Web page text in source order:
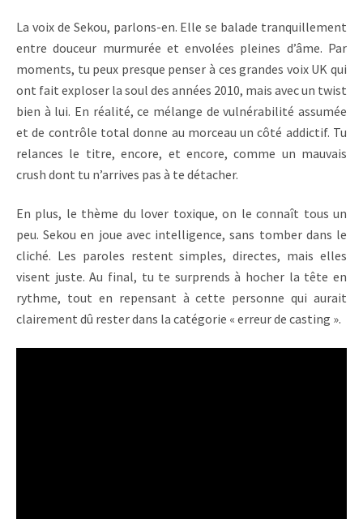
La voix de Sekou, parlons-en. Elle se balade tranquillement
entre douceur murmurée et envolées pleines d’âme. Par
moments, tu peux presque penser à ces grandes voix UK qui
ont fait exploser la soul des années 2010, mais avec un twist
bien à lui. En réalité, ce mélange de vulnérabilité assumée
et de contrôle total donne au morceau un côté addictif. Tu
relances le titre, encore, et encore, comme un mauvais
crush dont tu n’arrives pas à te détacher.
En plus, le thème du lover toxique, on le connaît tous un
peu. Sekou en joue avec intelligence, sans tomber dans le
cliché. Les paroles restent simples, directes, mais elles
visent juste. Au final, tu te surprends à hocher la tête en
rythme, tout en repensant à cette personne qui aurait
clairement dû rester dans la catégorie « erreur de casting ».